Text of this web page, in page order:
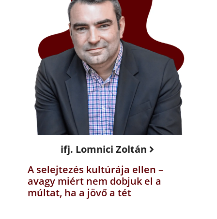
ifj. Lomnici Zoltán
A selejtezés kultúrája ellen –
avagy miért nem dobjuk el a
múltat, ha a jövő a tét